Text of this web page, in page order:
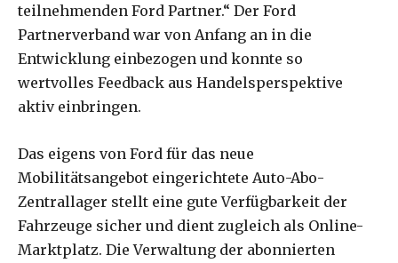
teilnehmenden Ford Partner.“ Der Ford
Partnerverband war von Anfang an in die
Entwicklung einbezogen und konnte so
wertvolles Feedback aus Handelsperspektive
aktiv einbringen.
Das eigens von Ford für das neue
Mobilitätsangebot eingerichtete Auto-Abo-
Zentrallager stellt eine gute Verfügbarkeit der
Fahrzeuge sicher und dient zugleich als Online-
Marktplatz. Die Verwaltung der abonnierten